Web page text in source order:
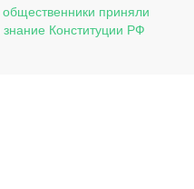
приняли
Конституции РФ